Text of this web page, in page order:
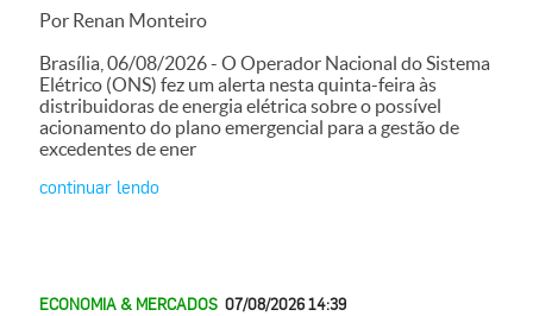
Por Renan Monteiro
Brasília, 06/08/2026 - O Operador Nacional do Sistema
Elétrico (ONS) fez um alerta nesta quinta-feira às
distribuidoras de energia elétrica sobre o possível
acionamento do plano emergencial para a gestão de
excedentes de ener
continuar lendo
ECONOMIA & MERCADOS 07/08/2026 14:39